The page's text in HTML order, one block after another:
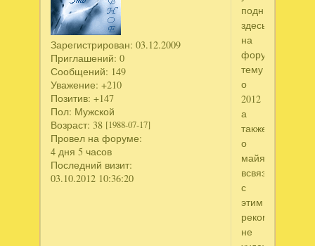
Зарегистрирован: 03.12.2009
Приглашений: 0
Сообщений: 149
Уважение: +210
Позитив: +147
Пол: Мужской
Возраст: 38 [1988-07-17]
Провел на форуме:
4 дня 5 часов
Последний визит:
03.10.2012 10:36:20
поднимали
здесь
на
форуме
тему
о
2012
а
также
о
майя,
всвязи
с
этим
рекомендую
не